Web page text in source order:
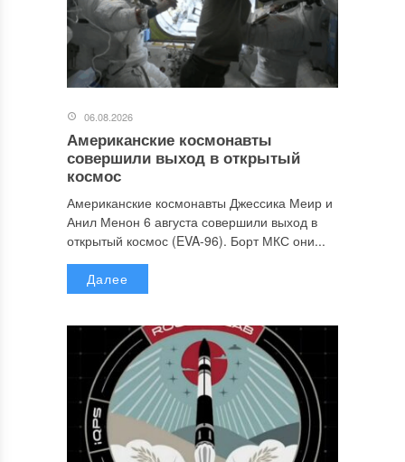
06.08.2026
Американские космонавты
совершили выход в открытый
космос
Американские космонавты Джессика Меир и
Анил Менон 6 августа совершили выход в
открытый космос (EVA-96). Борт МКС они...
Далее